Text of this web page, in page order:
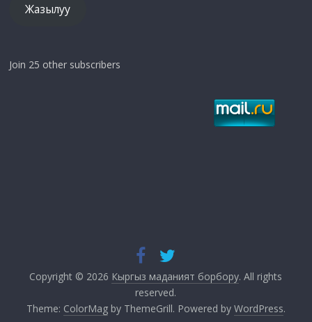
Жазылуу
Join 25 other subscribers
Copyright © 2026 Кыргыз маданият борбору. All rights
reserved.
Theme: ColorMagby ThemeGrill. Powered by WordPress.